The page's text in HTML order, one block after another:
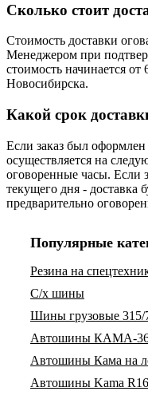
Сколько стоит
Стоимость доставки
Менеджером при
стоимость начинается от
Новосибирска.
Какой срок
Если заказ был оформлен
осуществляется на
оговоренные часы. Если
текущего дня - доставка
предварительно
Популярные
Резина на
С/х шины
Шины грузовые 315/
Автошины КАМА-
Автошины Кама на
Автошины Kama